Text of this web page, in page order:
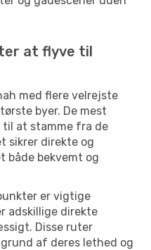
at flyve til
med flere velrejste
byer. De mest
at stamme fra de
sikrer direkte og
både bekvemt og
er vigtige
adskillige direkte
Disse ruter
af deres lethed og